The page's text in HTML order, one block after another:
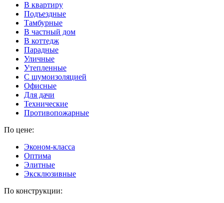
В квартиру
Подъездные
Тамбурные
В частный дом
В коттедж
Парадные
Уличные
Утепленные
C шумоизоляцией
Офисные
Для дачи
Технические
Противопожарные
По цене:
Эконом-класса
Оптима
Элитные
Эксклюзивные
По конструкции: